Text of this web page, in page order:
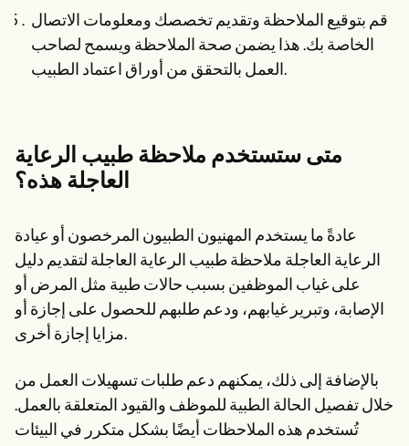
قم بتوقيع الملاحظة وتقديم تخصصك ومعلومات الاتصال
الخاصة بك. هذا يضمن صحة الملاحظة ويسمح لصاحب
العمل بالتحقق من أوراق اعتماد الطبيب.
متى ستستخدم ملاحظة طبيب الرعاية
العاجلة هذه؟
عادةً ما يستخدم المهنيون الطبيون المرخصون أو عيادة
الرعاية العاجلة ملاحظة طبيب الرعاية العاجلة لتقديم دليل
على غياب الموظفين بسبب حالات طبية مثل المرض أو
الإصابة، وتبرير غيابهم، ودعم طلبهم للحصول على إجازة أو
مزايا إجازة أخرى.
بالإضافة إلى ذلك، يمكنهم دعم طلبات تسهيلات العمل من
خلال تفصيل الحالة الطبية للموظف والقيود المتعلقة بالعمل.
تُستخدم هذه الملاحظات أيضًا بشكل متكرر في البيئات